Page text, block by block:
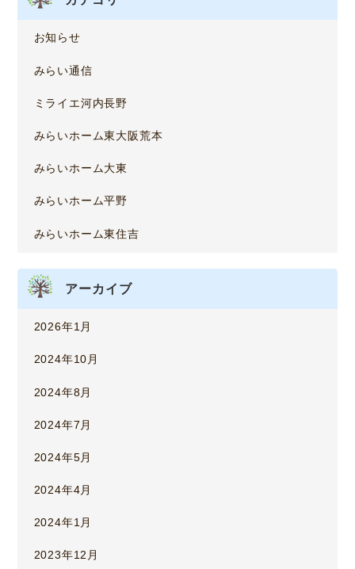
お知らせ
みらい通信
ミライエ河内長野
みらいホーム東大阪荒本
みらいホーム大東
みらいホーム平野
みらいホーム東住吉
アーカイブ
2026年1月
2024年10月
2024年8月
2024年7月
2024年5月
2024年4月
2024年1月
2023年12月